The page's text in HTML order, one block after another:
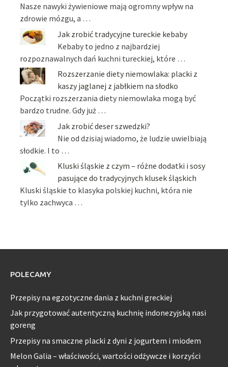
Nasze nawyki żywieniowe mają ogromny wpływ na
zdrowie mózgu, a …
Jak zrobić tradycyjne tureckie kebaby
Kebaby to jedno z najbardziej
rozpoznawalnych dań kuchni tureckiej, które …
Rozszerzanie diety niemowlaka: placki z
kaszy jaglanej z jabłkiem na słodko
Początki rozszerzania diety niemowlaka mogą być
bardzo trudne. Gdy już …
Jak zrobić deser szwedzki?
Nie od dzisiaj wiadomo, że ludzie uwielbiają
słodkie. I to …
Kluski śląskie z czym – różne dodatki i sosy
pasujące do tradycyjnych klusek śląskich
Kluski śląskie to klasyka polskiej kuchni, która nie
tylko zachwyca …
POLECAMY
Przepisy na egzotyczne dania z kuchni greckiej
Jak przygotować autentyczną kuchnię indonezyjską nasi
goreng
Przepisy na smaczne placki z dyni z jogurtem i miodem
Melon Galia – właściwości, wartości odżywcze i korzyści